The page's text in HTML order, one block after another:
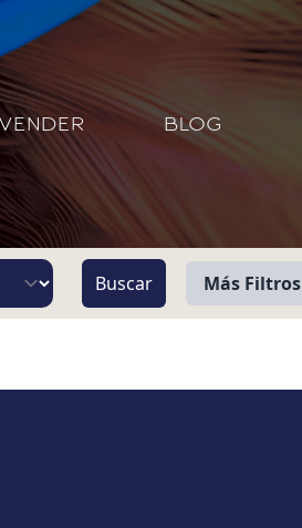
VENDER BLOG
Más Filtros